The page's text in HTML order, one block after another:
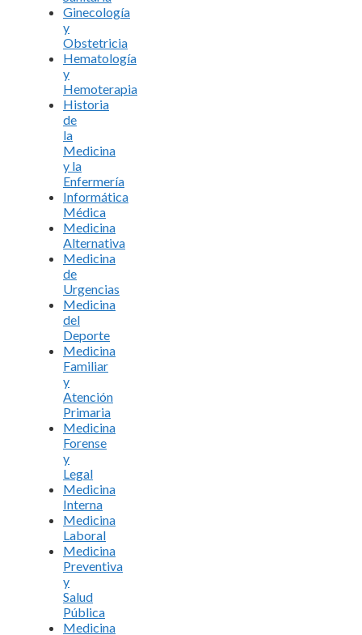
Ginecología
y
Obstetricia
Hematología
y
Hemoterapia
Historia
de
la
Medicina
y la
Enfermería
Informática
Médica
Medicina
Alternativa
Medicina
de
Urgencias
Medicina
del
Deporte
Medicina
Familiar
y
Atención
Primaria
Medicina
Forense
y
Legal
Medicina
Interna
Medicina
Laboral
Medicina
Preventiva
y
Salud
Pública
Medicina